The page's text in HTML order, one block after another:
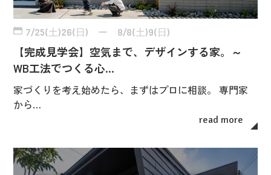
7/25(土)26(日) ー 8/8(土)9(日)
【完成見学会】空気まで、デザインする家。～
WB工法でつくる心…
家づくりを考え始めたら、まずはプロに相談。 専門家
から…
read more